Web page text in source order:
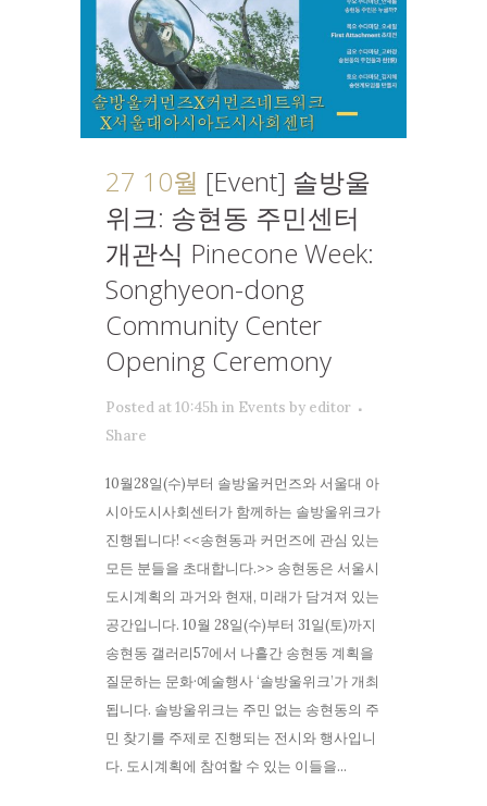
27 10월 [Event] 솔방울
위크: 송현동 주민센터
개관식 Pinecone Week:
Songhyeon-dong
Community Center
Opening Ceremony
Posted at 10:45h in Events by editor
Share
10월28일(수)부터 솔방울커먼즈와 서울대 아
시아도시사회센터가 함께하는 솔방울위크가
진행됩니다! <<송현동과 커먼즈에 관심 있는
모든 분들을 초대합니다.>> 송현동은 서울시
도시계획의 과거와 현재, 미래가 담겨져 있는
공간입니다. 10월 28일(수)부터 31일(토)까지
송현동 갤러리57에서 나흘간 송현동 계획을
질문하는 문화·예술행사 ‘솔방울위크’가 개최
됩니다. 솔방울위크는 주민 없는 송현동의 주
민 찾기를 주제로 진행되는 전시와 행사입니
다. 도시계획에 참여할 수 있는 이들을...